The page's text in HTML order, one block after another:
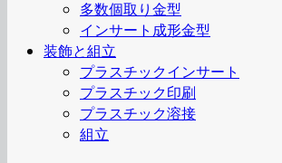
多数個取り金型
インサート成形金型
装飾と組立
プラスチックインサート
プラスチック印刷
プラスチック溶接
組立